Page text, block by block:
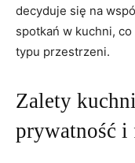
decyduje się na
spotkań w kuchni,
typu przestrzeni.
Zalety
prywatność i